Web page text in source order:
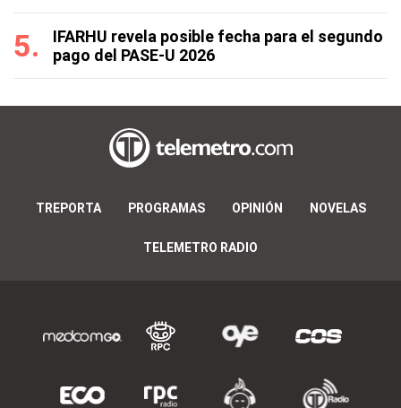
IFARHU revela posible fecha para el segundo
pago del PASE-U 2026
TREPORTA PROGRAMAS OPINIÓN NOVELAS
TELEMETRO RADIO